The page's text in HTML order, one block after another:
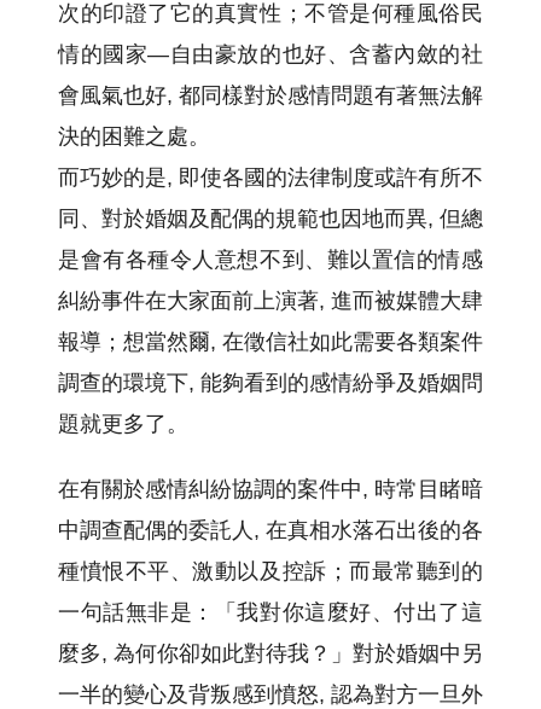
次的印證了它的真實性；不管是何種風俗民
情的國家—自由豪放的也好、含蓄內斂的社
會風氣也好, 都同樣對於感情問題有著無法解
決的困難之處。
而巧妙的是, 即使各國的法律制度或許有所不
同、對於婚姻及配偶的規範也因地而異, 但總
是會有各種令人意想不到、難以置信的情感
糾紛事件在大家面前上演著, 進而被媒體大肆
報導；想當然爾, 在徵信社如此需要各類案件
調查的環境下, 能夠看到的感情紛爭及婚姻問
題就更多了。
在有關於感情糾紛協調的案件中, 時常目睹暗
中調查配偶的委託人, 在真相水落石出後的各
種憤恨不平、激動以及控訴；而最常聽到的
一句話無非是：「我對你這麼好、付出了這
麼多, 為何你卻如此對待我？」對於婚姻中另
一半的變心及背叛感到憤怒, 認為對方一旦外